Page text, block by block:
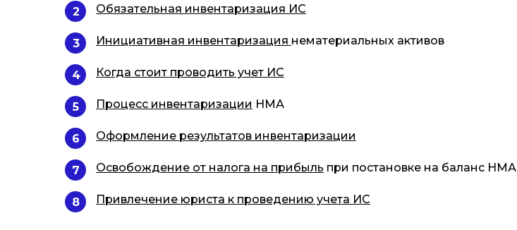
2 Обязательная инвентаризация ИС
3 Инициативная инвентаризация нематериальных активов
4 Когда стоит проводить учет ИС
5 Процесс инвентаризации НМА
6 Оформление результатов инвентаризации
7 Освобождение от налога на прибыль при постановке на баланс НМА
8 Привлечение юриста к проведению учета ИС